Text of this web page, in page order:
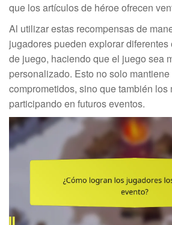
que los artículos de héroe ofrecen
Al utilizar estas recompensas de
jugadores pueden explorar
de juego, haciendo que el juego sea
personalizado. Esto no solo
comprometidos, sino que también los
participando en futuros eventos.